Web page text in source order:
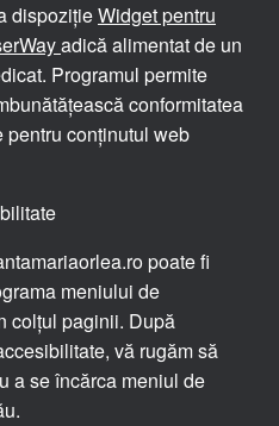
dispozițieWidget pentru
adică alimentat de un
Programul permite
conformitatea
conținutul web
poate fi
meniului de
colțul paginii. După
vă rugăm să
a se încărca meniul de